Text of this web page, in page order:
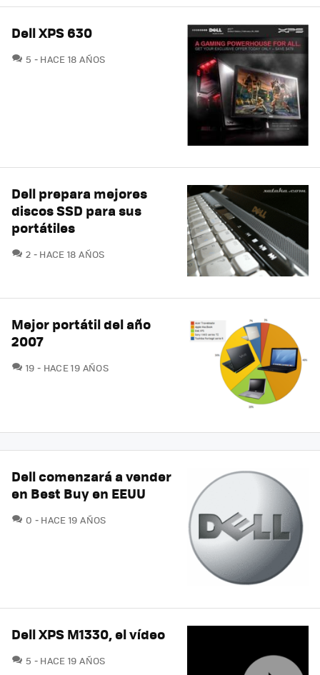
Dell XPS 630
5 COMENTARIOS
HACE 18 AÑOS
Dell prepara mejores
discos SSD para sus
portátiles
2 COMENTARIOS
HACE 18 AÑOS
Mejor portátil del año
2007
19 COMENTARIOS
HACE 19 AÑOS
Dell comenzará a vender
en Best Buy en EEUU
0 COMENTARIOS
HACE 19 AÑOS
Dell XPS M1330, el vídeo
5 COMENTARIOS
HACE 19 AÑOS